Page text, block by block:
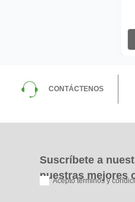
CONTÁCTENOS
Suscríbete a
nuestras mejores
Acepto términos y